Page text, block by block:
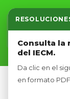
Consulta la
del IECM.
Da clic en el
en formato
Inicio
Afíliate